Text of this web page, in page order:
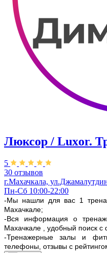
Люксор / Luxor.
5
30 отзывов
г.Махачкала,
Пн-Сб 10:00-22:00
-Мы нашли для вас 1
Махачкале;
-Вся информация о
Махачкале , удобный поиск с
-Тренажерные залы и
телефоны, отзывы с